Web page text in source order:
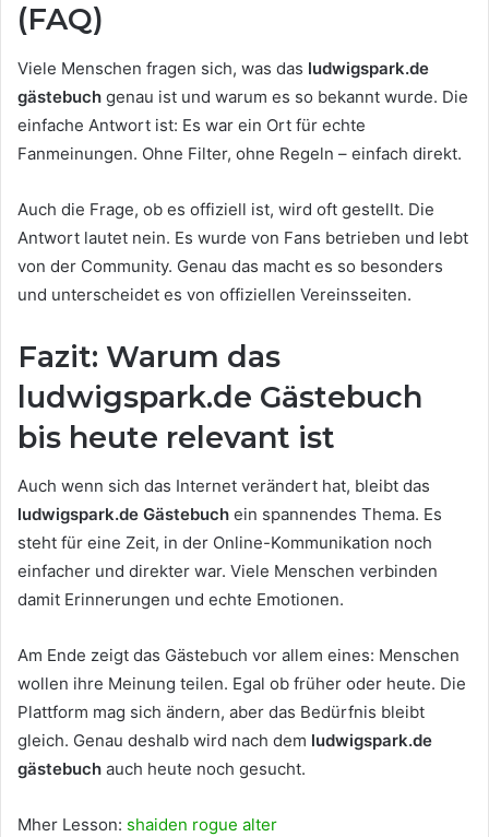
(FAQ)
Viele Menschen fragen sich, was das ludwigspark.de
gästebuch genau ist und warum es so bekannt wurde. Die
einfache Antwort ist: Es war ein Ort für echte
Fanmeinungen. Ohne Filter, ohne Regeln – einfach direkt.
Auch die Frage, ob es offiziell ist, wird oft gestellt. Die
Antwort lautet nein. Es wurde von Fans betrieben und lebt
von der Community. Genau das macht es so besonders
und unterscheidet es von offiziellen Vereinsseiten.
Fazit: Warum das
ludwigspark.de Gästebuch
bis heute relevant ist
Auch wenn sich das Internet verändert hat, bleibt das
ludwigspark.de Gästebuch ein spannendes Thema. Es
steht für eine Zeit, in der Online-Kommunikation noch
einfacher und direkter war. Viele Menschen verbinden
damit Erinnerungen und echte Emotionen.
Am Ende zeigt das Gästebuch vor allem eines: Menschen
wollen ihre Meinung teilen. Egal ob früher oder heute. Die
Plattform mag sich ändern, aber das Bedürfnis bleibt
gleich. Genau deshalb wird nach dem ludwigspark.de
gästebuch auch heute noch gesucht.
Mher Lesson: shaiden rogue alter